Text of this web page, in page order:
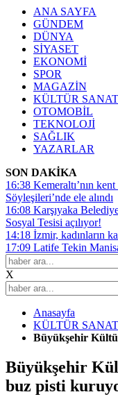
ANA SAYFA
GÜNDEM
DÜNYA
SİYASET
EKONOMİ
SPOR
MAGAZİN
KÜLTÜR SANAT
OTOMOBİL
TEKNOLOJİ
SAĞLIK
YAZARLAR
SON DAKİKA
16:38 Kemeraltı’nın
Söyleşileri’nde ele alındı
16:08 Karşıyaka
Sosyal Tesisi açılıyor!
14:18 İzmir, kadınların
17:09 Latife Tekin
X
Anasayfa
KÜLTÜR SANAT
Büyükşehir
Büyükşehir
buz pisti